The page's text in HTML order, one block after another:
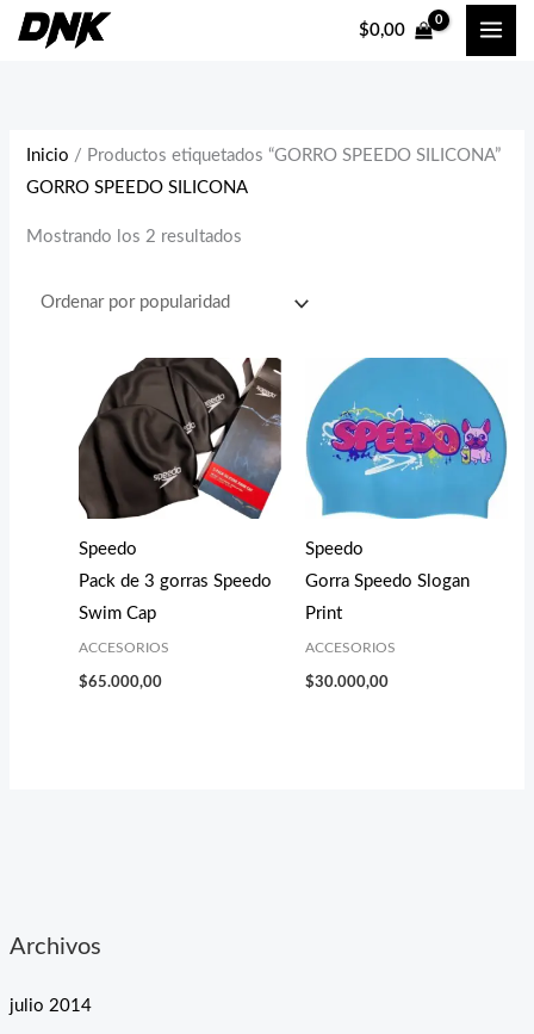
$0,00
Archivos
julio 2014
i
m
o
Inicio / Productos etiquetados “GORRO SPEEDO SILICONA”
GORRO SPEEDO SILICONA
Mostrando los 2 resultados
Speedo
Pack de 3 gorras Speedo
Swim Cap
ACCESORIOS
$65.000,00
Speedo
Gorra Speedo Slogan
Print
ACCESORIOS
$30.000,00